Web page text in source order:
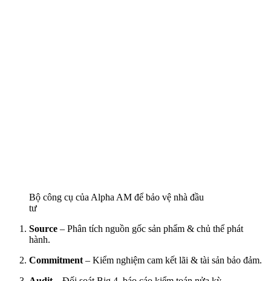
Bộ công cụ của Alpha AM để bảo vệ nhà đầu
tư
Source – Phân tích nguồn gốc sản phẩm & chủ thể phát
hành.
Commitment – Kiểm nghiệm cam kết lãi & tài sản bảo đảm.